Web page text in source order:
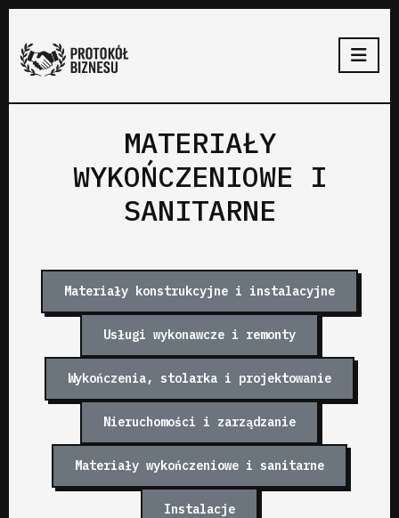
MATERIAŁY
WYKOŃCZENIOWE I
SANITARNE
Materiały konstrukcyjne i instalacyjne
Usługi wykonawcze i remonty
Wykończenia, stolarka i projektowanie
Nieruchomości i zarządzanie
Materiały wykończeniowe i sanitarne
Instalacje